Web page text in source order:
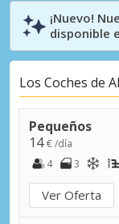
¡Nuevo!
disponible
Los Coches de
Pequeños
14€ /día
4
3
Ver Oferta